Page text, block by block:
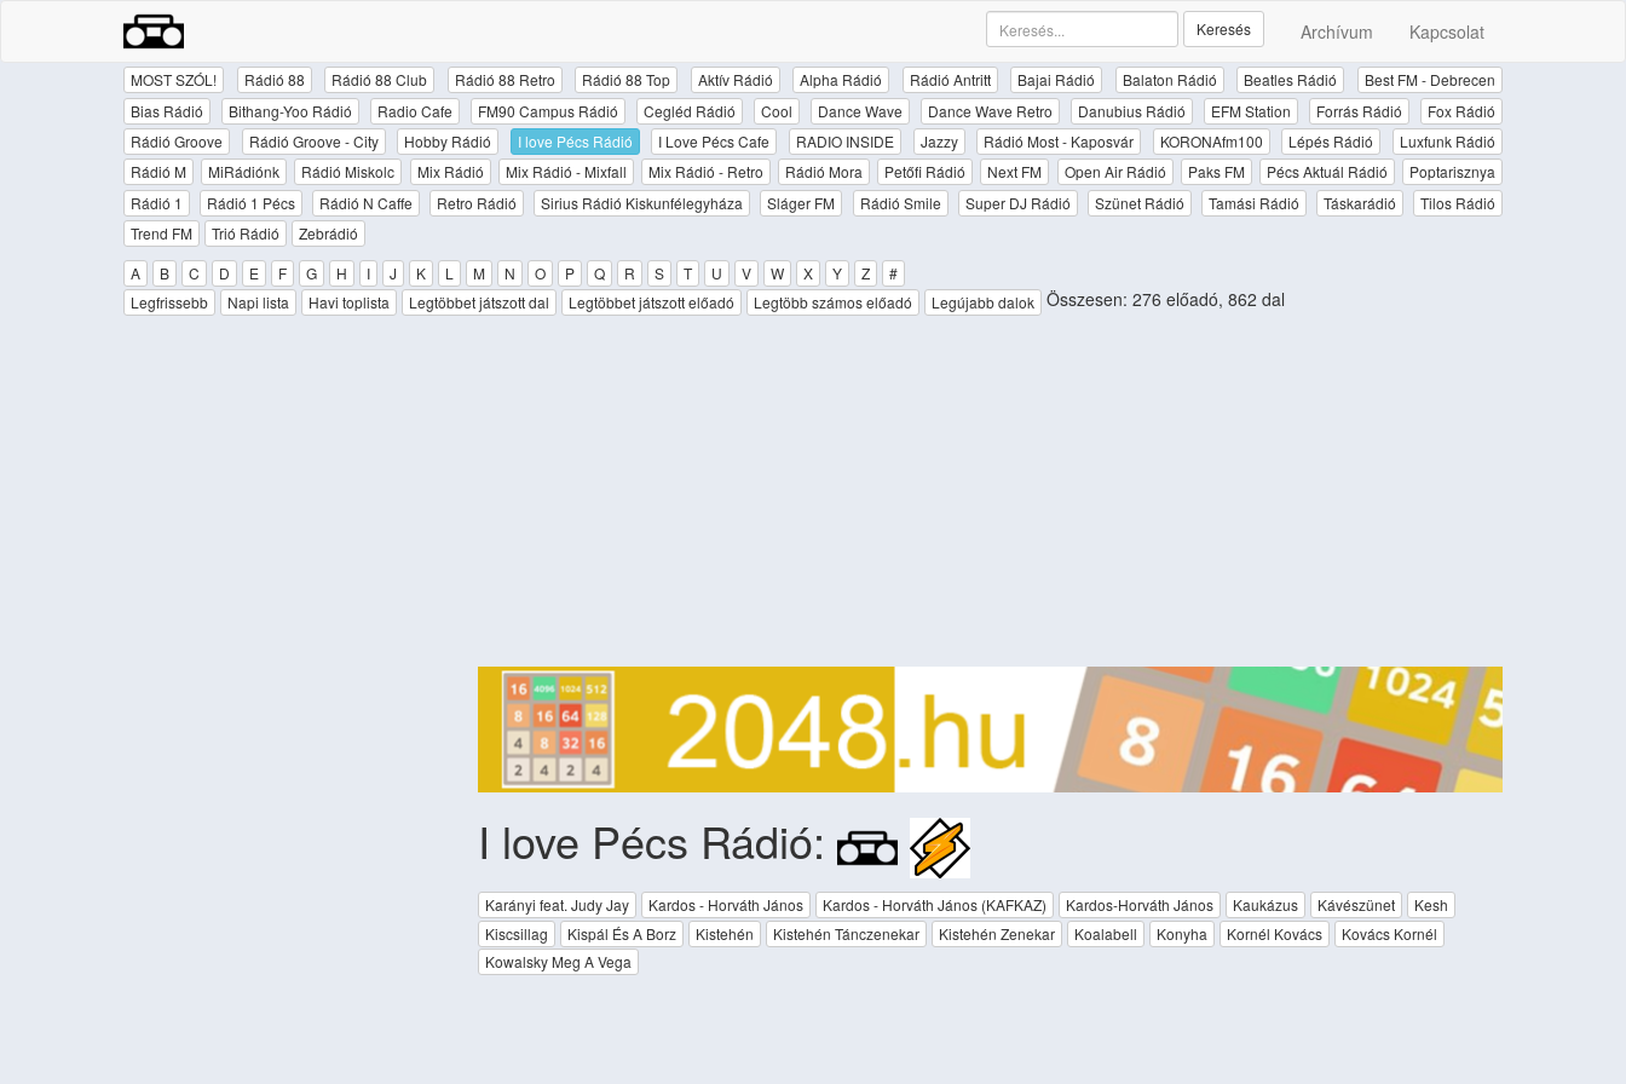
Archívum Kapcsolat
Keresés
MOST SZÓL! Rádió 88 Rádió 88 Club Rádió 88 Retro Rádió 88 Top Aktív Rádió Alpha Rádió Rádió Antritt Bajai Rádió Balaton Rádió Beatles Rádió
Best FM - Debrecen
Bias Rádió
Bithang-Yoo Rádió Radio Cafe FM90 Campus Rádió Cegléd Rádió Cool Dance Wave Dance Wave Retro Danubius Rádió EFM Station Forrás Rádió
Fox Rádió
Rádió Groove
Rádió Groove - City Hobby Rádió I love Pécs Rádió I Love Pécs Cafe RADIO INSIDE Jazzy Rádió Most - Kaposvár KORONAfm100 Lépés Rádió
Luxfunk Rádió
Rádió M
MiRádiónk Rádió Miskolc Mix Rádió Mix Rádió - Mixfall Mix Rádió - Retro Rádió Mora Petőfi Rádió Next FM Open Air Rádió Paks FM Pécs Aktuál Rádió
Poptarisznya
Rádió 1
Rádió 1 Pécs Rádió N Caffe Retro Rádió Sirius Rádió Kiskunfélegyháza Sláger FM Rádió Smile Super DJ Rádió Szünet Rádió Tamási Rádió Táskarádió
Tilos Rádió
Trend FM
Trió Rádió
Zebrádió
A
B C D E F G H I J K L M N O P Q R S T U V W X Y Z
#
Legfrissebb
Napi lista Havi toplista Legtöbbet játszott dal Legtöbbet játszott előadó Legtöbb számos előadó Legújabb dalok Összesen: 276 előadó, 862 dal
I love Pécs Rádió:
Karányi feat. Judy Jay Kardos - Horváth János Kardos - Horváth János (KAFKAZ) Kardos-Horváth János Kaukázus Kávészünet
Kesh
Kiscsillag
Kispál És A Borz Kistehén Kistehén Tánczenekar Kistehén Zenekar Koalabell Konyha Kornél Kovács
Kovács Kornél
Kowalsky Meg A Vega